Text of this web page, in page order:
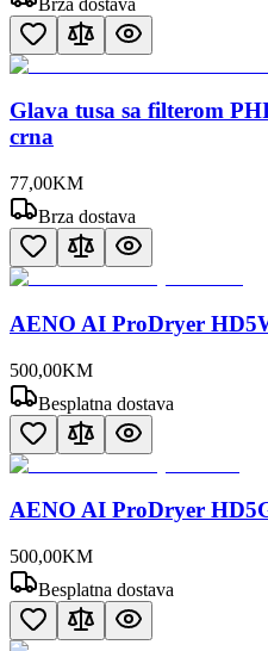
Glava tusa sa filterom
crna
77,00KM
Brza dostava
AENO AI ProDryer
500,00KM
Besplatna dostava
AENO AI ProDryer
500,00KM
Besplatna dostava